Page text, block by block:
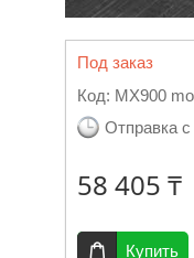
Под заказ
Код: MX900
Отправка с
58 405 ₸
Купить